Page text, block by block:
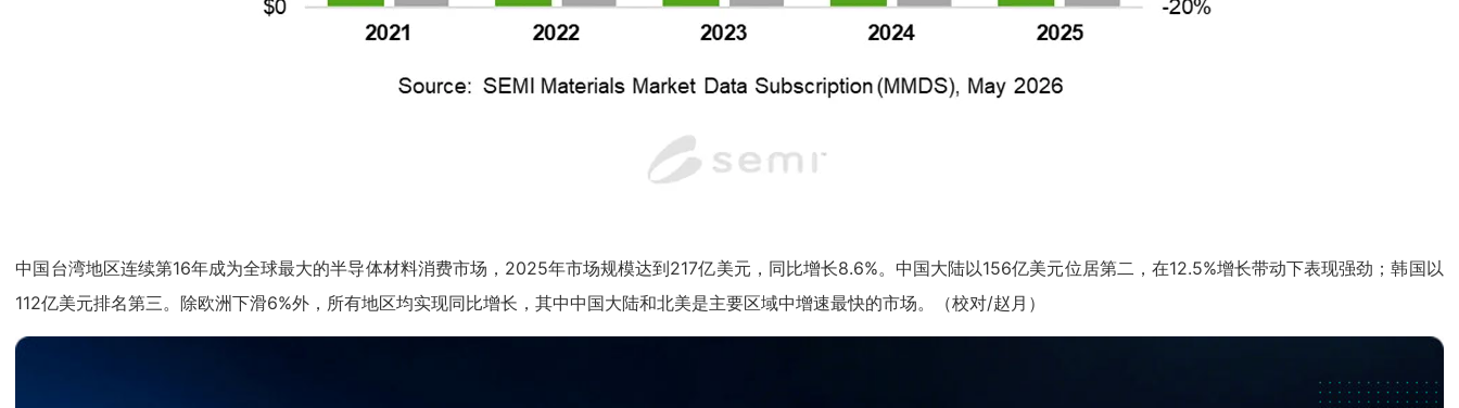
中国台湾地区连续第16年成为全球最大的半导体材料消费市场，2025年市场规模达到217亿美元，同比增长8.6%。中国大陆以156亿美元位居第二，在12.5%增长带动下表现强劲；韩国以
112亿美元排名第三。除欧洲下滑6%外，所有地区均实现同比增长，其中中国大陆和北美是主要区域中增速最快的市场。（校对/赵月）